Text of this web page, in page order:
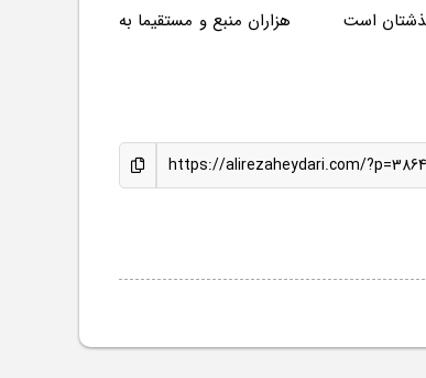
سرگذشتان است هزاران منبع و مستقیما به
https://alirezaheydari.com/?p=3864